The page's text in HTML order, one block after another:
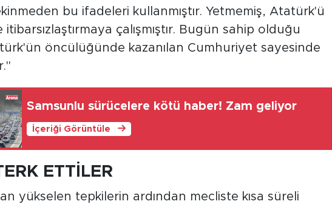
bu ifadeleri kullanmıştır. Yetmemiş, Atatürk'ü
çalışmıştır. Bugün sahip olduğu
öncülüğünde kazanılan Cumhuriyet sayesinde
Samsunlu sürücelere kötü haber! Zam geliyor
İçeriği Görüntüle
ETTİLER
yükselen tepkilerin ardından mecliste kısa süreli